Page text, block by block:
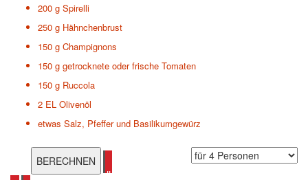
200 g Spirelli
250 g Hähnchenbrust
150 g Champignons
150 g getrocknete oder frische Tomaten
150 g Ruccola
2 EL Olivenöl
etwas Salz, Pfeffer und Basilikumgewürz
alle Mediterane Rezepte ansehen